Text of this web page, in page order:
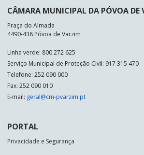
CÂMARA MUNICIPAL DA PÓVOA DE
Praça do Almada
4490-438 Póvoa de Varzim
Linha verde: 800 272 625
Serviço Municipal de Proteção Civil: 917 315 470
Telefone: 252 090 000
Fax: 252 090 010
E-mail: geral@cm-pvarzim.pt
PORTAL
Privacidade e Segurança